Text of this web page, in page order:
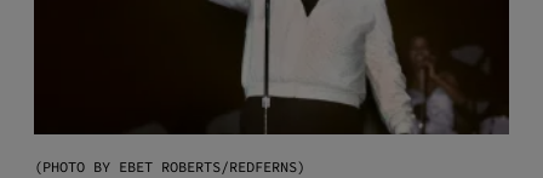
(PHOTO BY EBET ROBERTS/REDFERNS)